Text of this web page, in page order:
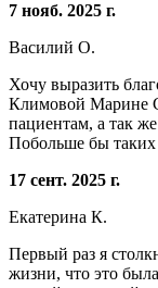
7 нояб. 2025 г.
Василий О.
Хочу выразить
Климовой Марине
пациентам, а так
Побольше бы таких
17 сент. 2025 г.
Екатерина К.
Первый раз я
жизни, что это